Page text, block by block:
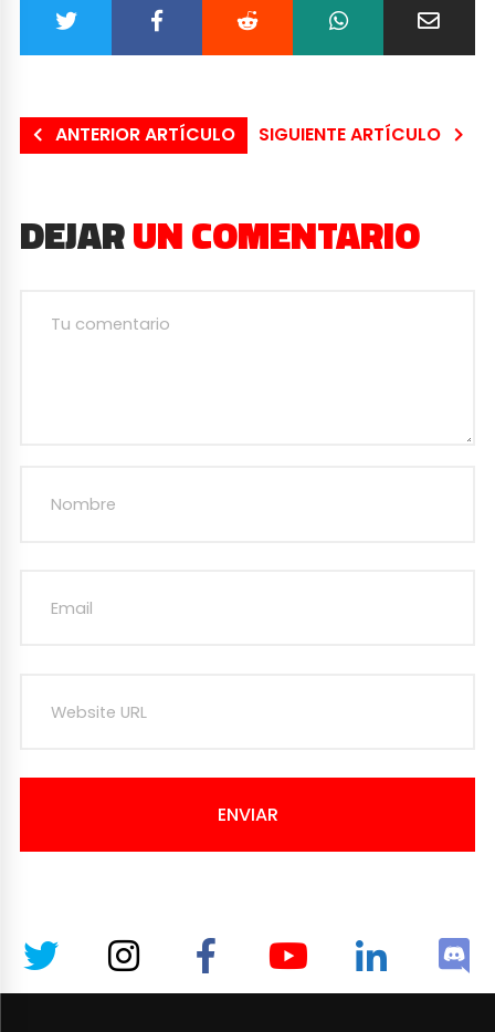
ANTERIOR ARTÍCULO SIGUIENTE ARTÍCULO
DEJARUN COMENTARIO
ENVIAR